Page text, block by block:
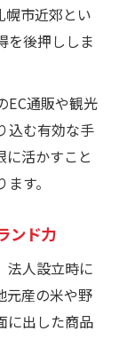
幌市近郊とい
を後押ししま
EC通販や観光
込む有効な手
に活かすこと
す。
ンド力
法人設立時に
元産の米や野
に出した商品